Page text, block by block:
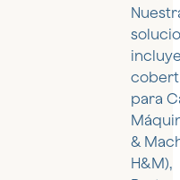
para
&
H&M),